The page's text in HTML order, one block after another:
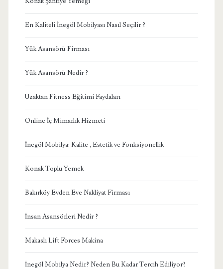
En Kaliteli İnegöl Mobilyası Nasıl Seçilir ?
Yük Asansörü Firması
Yük Asansörü Nedir ?
Uzaktan Fitness Eğitimi Faydaları
Online İç Mimarlık Hizmeti
İnegöl Mobilya: Kalite , Estetik ve Fonksiyonellik
Konak Toplu Yemek
Bakırköy Evden Eve Nakliyat Firması
İnsan Asansörleri Nedir ?
Makaslı Lift Forces Makina
İnegöl Mobilya Nedir? Neden Bu Kadar Tercih Ediliyor?